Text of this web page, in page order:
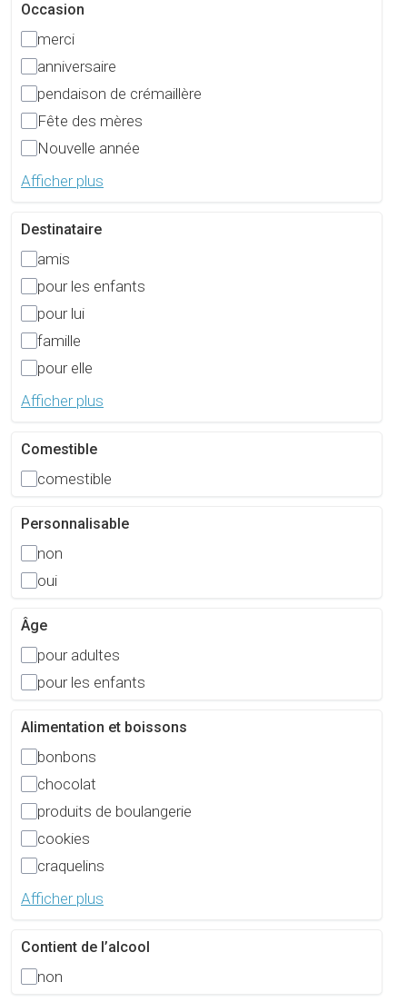
Occasion
merci
anniversaire
pendaison de crémaillère
Fête des mères
Nouvelle année
Afficher plus
Destinataire
amis
pour les enfants
pour lui
famille
pour elle
Afficher plus
Comestible
comestible
Personnalisable
non
oui
Âge
pour adultes
pour les enfants
Alimentation et boissons
bonbons
chocolat
produits de boulangerie
cookies
craquelins
Afficher plus
Contient de l’alcool
non